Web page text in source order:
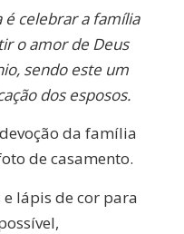
celebrar a família
o amor de Deus
sendo este um
dos esposos.
da família
de casamento.
e lápis de cor para